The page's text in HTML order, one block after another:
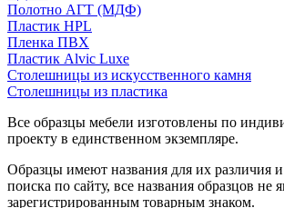
Полотно АГТ (МДФ)
Пластик HPL
Пленка ПВХ
Пластик Alvic Luxe
Столешницы из искусственного камня
Столешницы из пластика
Все образцы мебели изготовлены по
проекту в единственном экземпляре.
Образцы имеют названия для их различия
поиска по сайту, все названия образцов не
зарегистрированным товарным знаком.